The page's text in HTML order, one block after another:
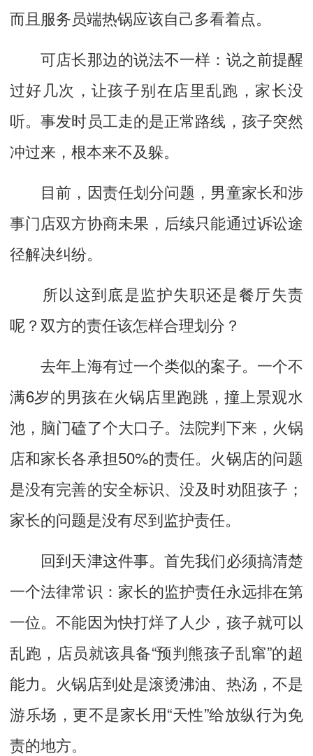
而且服务员端热锅应该自己多看着点。
可店长那边的说法不一样：说之前提醒
过好几次，让孩子别在店里乱跑，家长没
听。事发时员工走的是正常路线，孩子突然
冲过来，根本来不及躲。
目前，因责任划分问题，男童家长和涉
事门店双方协商未果，后续只能通过诉讼途
径解决纠纷。
所以这到底是监护失职还是餐厅失责
呢？双方的责任该怎样合理划分？
去年上海有过一个类似的案子。一个不
满6岁的男孩在火锅店里跑跳，撞上景观水
池，脑门磕了个大口子。法院判下来，火锅
店和家长各承担50%的责任。火锅店的问题
是没有完善的安全标识、没及时劝阻孩子；
家长的问题是没有尽到监护责任。
回到天津这件事。首先我们必须搞清楚
一个法律常识：家长的监护责任永远排在第
一位。不能因为快打烊了人少，孩子就可以
乱跑，店员就该具备“预判熊孩子乱窜”的超
能力。火锅店到处是滚烫沸油、热汤，不是
游乐场，更不是家长用“天性”给放纵行为免
责的地方。